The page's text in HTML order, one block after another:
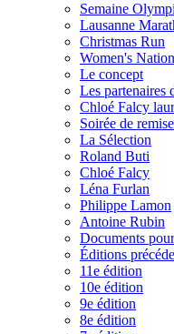
Semaine
Lausanne
Christmas Run
Women's
Le concept
Les partenaires
Chloé Falcy
Soirée de
La Sélection
Roland Buti
Chloé Falcy
Léna Furlan
Philippe Lamon
Antoine Rubin
Documents
Éditions
11e édition
10e édition
9e édition
8e édition